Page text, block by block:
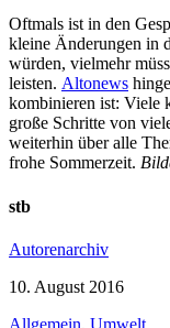
Oftmals ist in den
kleine Änderungen in
würden, vielmehr
leisten. Altonews
kombinieren ist: Viele
große Schritte von
weiterhin über alle
frohe Sommerzeit.
stb
Autorenarchiv
10. August 2016
Allgemein, Umwelt